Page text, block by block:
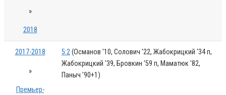
»
2018
2017-2018
»
Премьер-
5:2(Османов '10, Солович '22, Жабокрицкий '34 п,
Жабокрицкий '39, Бровкин '59 п, Маматюк '82,
Паныч '90+1)